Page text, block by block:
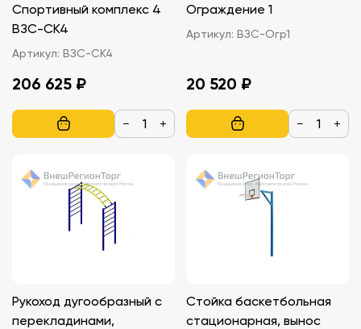
Спортивный комплекс 4
ВЗС-СК4
Артикул: ВЗС-СК4
206 625 ₽
− +
Ограждение 1
Артикул: ВЗС-Огр1
20 520 ₽
− +
Рукоход дугообразный с
перекладинами,
Стойка баскетбольная
стационарная, вынос